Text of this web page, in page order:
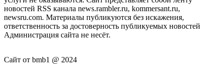
новостей RSS канала news.rambler.ru, kommersant.ru,
newsru.com. Материалы публикуются без искажения,
ответственность за достоверность публикуемых новостей
Администрация сайта не несёт.
Сайт от bmb1 @ 2024